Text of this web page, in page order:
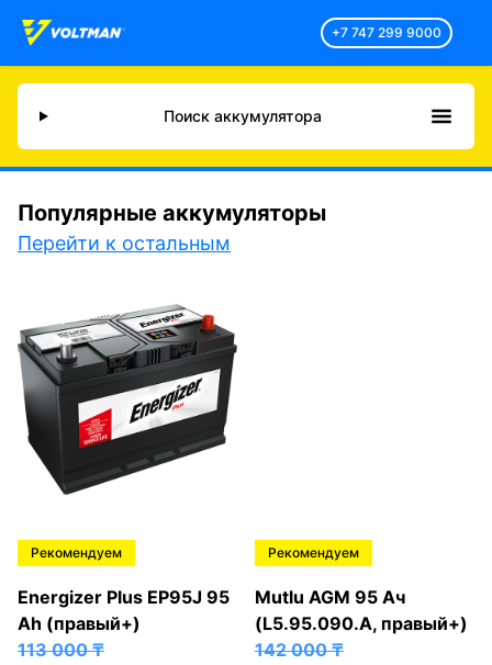
+7 747 299 9000
Поиск аккумулятора
Популярные аккумуляторы
Перейти к остальным
Рекомендуем
Energizer Plus EP95J 95
Ah (правый+)
113 000₸
Рекомендуем
Mutlu AGM 95 Ач
(L5.95.090.A, правый+)
142 000₸